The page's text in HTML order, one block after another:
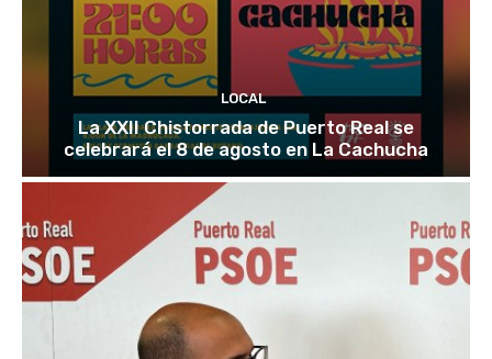
LOCAL
La XXII Chistorrada de Puerto Real se
celebrará el 8 de agosto en La Cachucha